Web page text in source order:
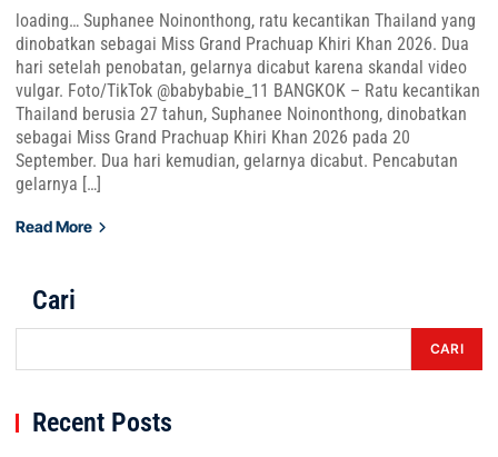
loading… Suphanee Noinonthong, ratu kecantikan Thailand yang
dinobatkan sebagai Miss Grand Prachuap Khiri Khan 2026. Dua
hari setelah penobatan, gelarnya dicabut karena skandal video
vulgar. Foto/TikTok @babybabie_11 BANGKOK – Ratu kecantikan
Thailand berusia 27 tahun, Suphanee Noinonthong, dinobatkan
sebagai Miss Grand Prachuap Khiri Khan 2026 pada 20
September. Dua hari kemudian, gelarnya dicabut. Pencabutan
gelarnya […]
Read More
Cari
CARI
Recent Posts